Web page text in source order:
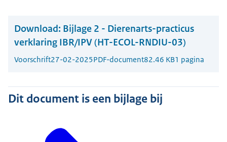
Download: Bijlage 2 - Dierenarts-practicus
verklaring IBR/IPV (HT-ECOL-RNDIU-03)
Voorschrift27-02-2025PDF-document82.46 KB1 pagina
Dit document is een bijlage bij